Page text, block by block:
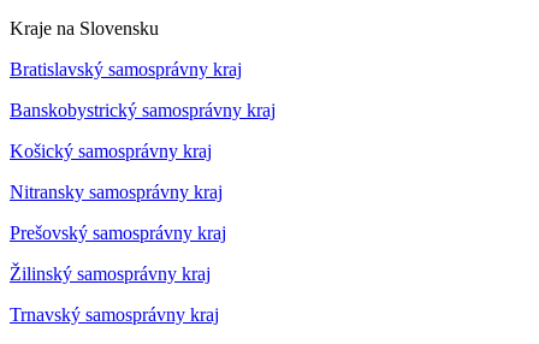
Kraje na Slovensku
Bratislavský samosprávny kraj
Banskobystrický samosprávny kraj
Košický samosprávny kraj
Nitransky samosprávny kraj
Prešovský samosprávny kraj
Žilinský samosprávny kraj
Trnavský samosprávny kraj